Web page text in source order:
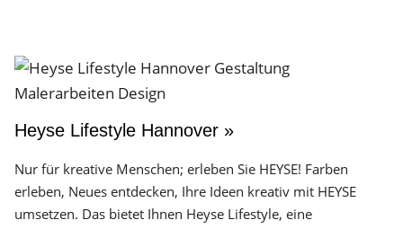
Heyse Lifestyle Hannover »
Nur für kreative Menschen; erleben Sie HEYSE! Farben
erleben, Neues entdecken, Ihre Ideen kreativ mit HEYSE
umsetzen. Das bietet Ihnen Heyse Lifestyle, eine